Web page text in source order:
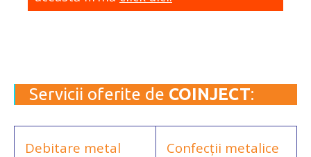
Servicii oferite de COINJECT:
Debitare metal
Confecții metalice